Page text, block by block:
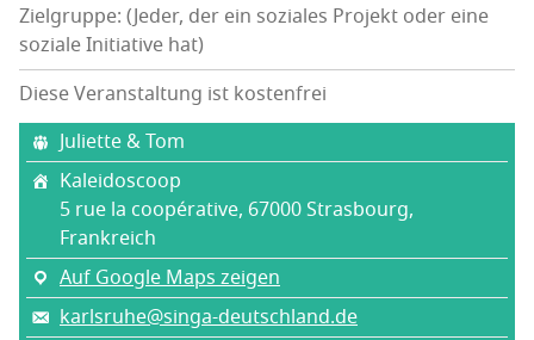
Zielgruppe: (Jeder, der ein soziales Projekt oder eine
soziale Initiative hat)
Diese Veranstaltung ist kostenfrei
Juli­et­te & Tom
Kalei­do­scoop
5 rue la coopérative, 67000 Stras­bourg,
Frankreich
Auf Google Maps zeigen
karlsruhe@singa-deutschland.de